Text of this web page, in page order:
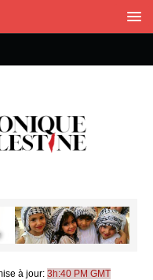
à jour: 3h:40 PM GMT